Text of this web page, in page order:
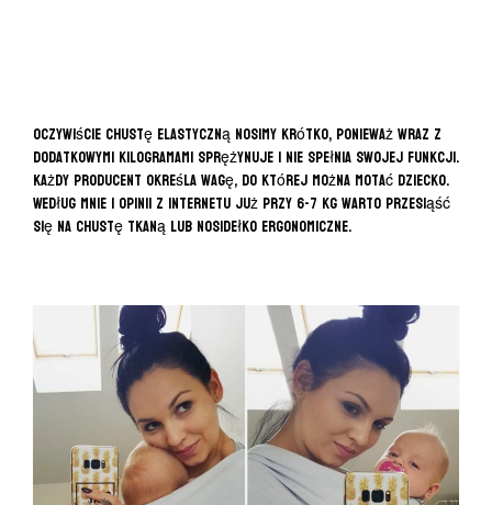
Oczywiście chustę elastyczną nosimy krótko, ponieważ wraz z
dodatkowymi kilogramami sprężynuje i nie spełnia swojej funkcji.
Każdy producent określa wagę, do której można motać dziecko.
Według mnie i opinii z internetu już przy 6-7 kg warto przesiąść
się na chustę tkaną lub nosidełko ergonomiczne.